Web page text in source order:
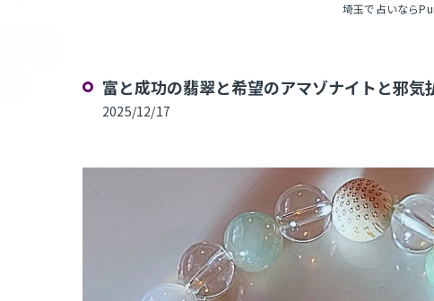
埼玉で占いなら
富と成功の翡翠と希望のアマゾナイトと邪
2025/12/17